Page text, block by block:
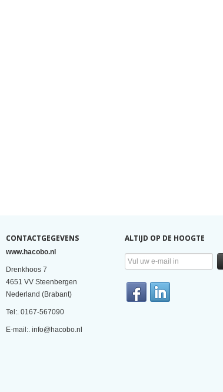
CONTACTGEGEVENS
www.hacobo.nl
Drenkhoos 7
4651 VV Steenbergen
Nederland (Brabant)
Tel:. 0167-567090
E-mail:. info@hacobo.nl
ALTIJD OP DE HOOGTE